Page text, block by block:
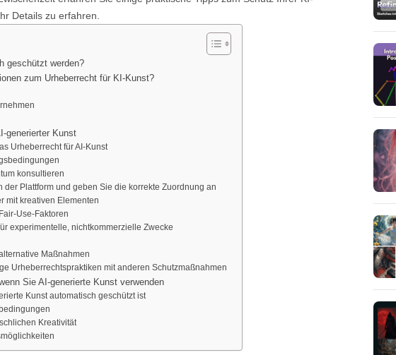
Details zu erfahren.
geschützt werden?
zum Urheberrecht für KI-Kunst?
generierter Kunst
Urheberrecht für AI-Kunst
konsultieren
der Plattform und geben Sie die korrekte Zuordnung an
mit kreativen Elementen
Use-Faktoren
experimentelle, nichtkommerzielle Zwecke
Maßnahmen
Urheberrechtspraktiken mit anderen Schutzmaßnahmen
Sie AI-generierte Kunst verwenden
Kunst automatisch geschützt ist
Kreativität